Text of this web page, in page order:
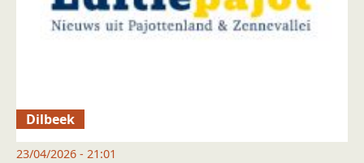
Dilbeek
23/04/2026 - 21:01